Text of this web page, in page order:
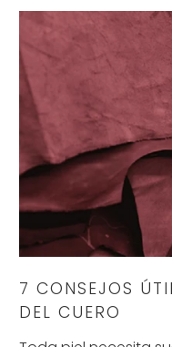
7 CONSEJOS
DEL CUERO